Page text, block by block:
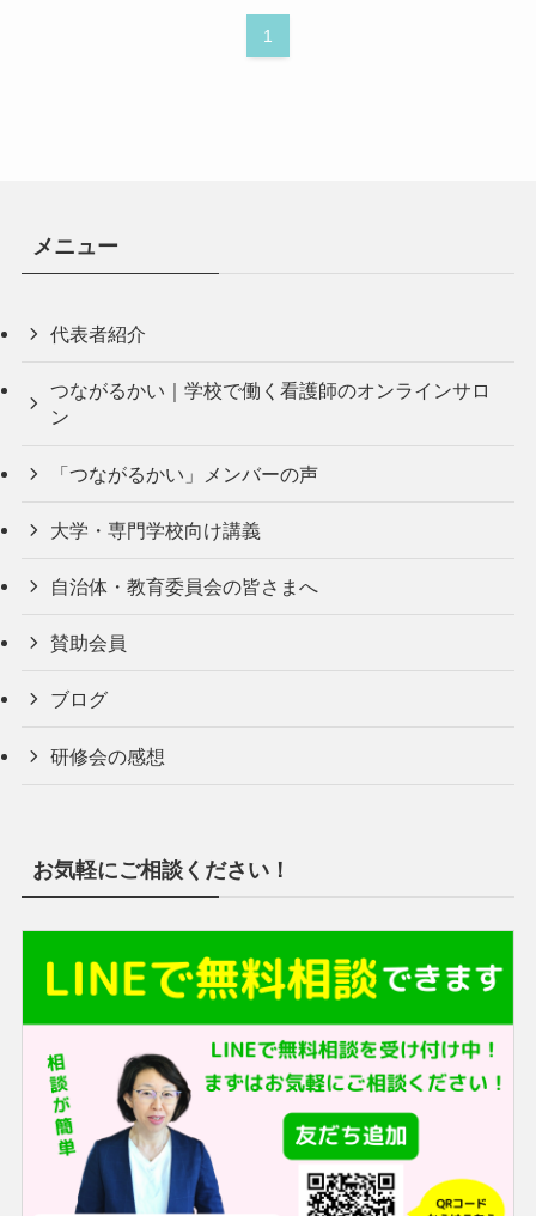
1
メニュー
代表者紹介
つながるかい｜学校で働く看護師のオンラインサロ
ン
「つながるかい」メンバーの声
大学・専門学校向け講義
自治体・教育委員会の皆さまへ
賛助会員
ブログ
研修会の感想
お気軽にご相談ください！